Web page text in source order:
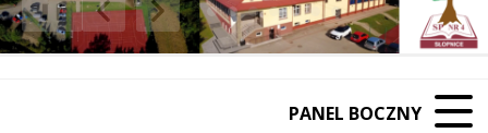
Poprzedni Element
Następny Element
❚❚
PANEL BOCZNY